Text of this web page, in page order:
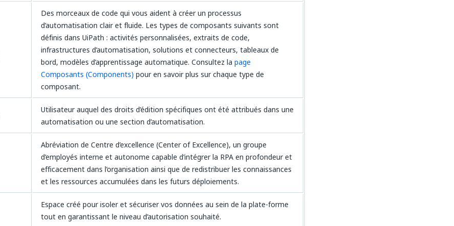
Des morceaux de code qui vous aident à créer un processus
d’automatisation clair et fluide. Les types de composants suivants sont
définis dans UiPath : activités personnalisées, extraits de code,
infrastructures d’automatisation, solutions et connecteurs, tableaux de
bord, modèles d’apprentissage automatique. Consultez la page
Composants (Components) pour en savoir plus sur chaque type de
composant.
Utilisateur auquel des droits d’édition spécifiques ont été attribués dans une
automatisation ou une section d’automatisation.
Abréviation de Centre d’excellence (Center of Excellence), un groupe
d’employés interne et autonome capable d’intégrer la RPA en profondeur et
efficacement dans l’organisation ainsi que de redistribuer les connaissances
et les ressources accumulées dans les futurs déploiements.
Espace créé pour isoler et sécuriser vos données au sein de la plate-forme
tout en garantissant le niveau d’autorisation souhaité.